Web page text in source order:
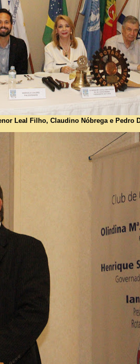
Leal Filho, Claudino Nóbrega e Pedro